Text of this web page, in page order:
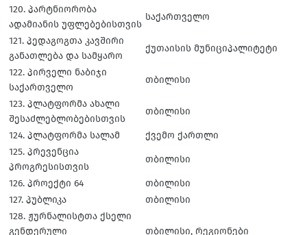
120. პარტნიორობა
ადამიანის უფლებებისთვის
საქართველო
121. პედაგოგთა კავშირი
განათლება და სამყარო
ქუთაისის მუნიციპალიტეტი
122. პირველი ნაბიჯი
საქართველო
თბილისი
123. პლატფორმა ახალი
შესაძლებლობებისთვის
თბილისი
124. პლატფორმა სალამ
ქვემო ქართლი
125. პრევენცია
პროგრესისთვის
თბილისი
126. პროექტი 64
თბილისი
127. პუბლიკა
თბილისი
128. ჟურნალისტთა ქსელი
გენდერული
თბილისი, რეგიონები